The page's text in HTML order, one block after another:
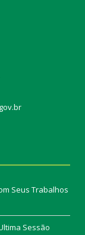
Seus Trabalhos
Sessão